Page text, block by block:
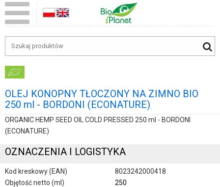
OLEJ KONOPNY TŁOCZONY NA ZIMNO BIO
250 ml - BORDONI (ECONATURE)
ORGANIC HEMP SEED OIL COLD PRESSED 250 ml - BORDONI
(ECONATURE)
OZNACZENIA I LOGISTYKA
Kod kreskowy (EAN)
8023242000418
Objętość netto (ml)
250